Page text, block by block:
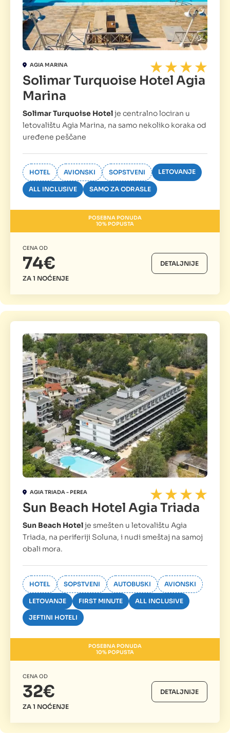
AGIA MARINA
Solimar Turquoise Hotel Agia
Marina
Solimar Turquoise Hotelje centralno lociran u
letovalištu Agia Marina, na samo nekoliko koraka od
uređene peščane
HOTEL AVIONSKI SOPSTVENI LETOVANJE
ALL INCLUSIVE SAMO ZA ODRASLE
POSEBNA PONUDA
10% POPUSTA
CENA OD
74€
ZA 1 NOĆENJE
DETALJNIJE
AGIA TRIADA - PEREA
Sun Beach Hotel Agia Triada
Sun Beach Hotelje smešten u letovalištu Agia
Triada, na periferiji Soluna, i nudi smeštaj na samoj
obali mora.
HOTEL SOPSTVENI AUTOBUSKI AVIONSKI
LETOVANJE FIRST MINUTE ALL INCLUSIVE
JEFTINI HOTELI
POSEBNA PONUDA
10% POPUSTA
CENA OD
32€
ZA 1 NOĆENJE
DETALJNIJE